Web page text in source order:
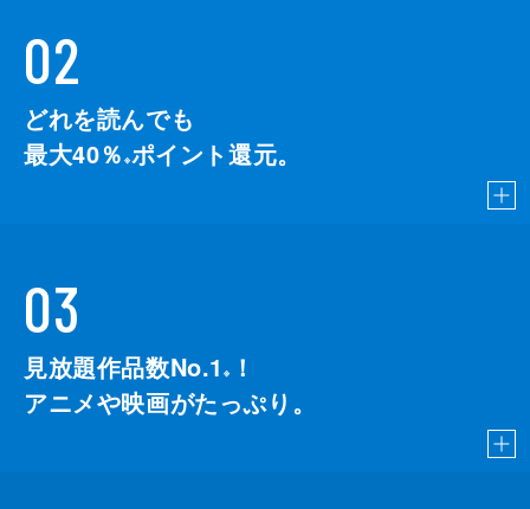
02
どれを読んでも
最大40％ ※ポイント還元。
03
見放題作品数No.1 ※
！
アニメや映画がたっぷり。